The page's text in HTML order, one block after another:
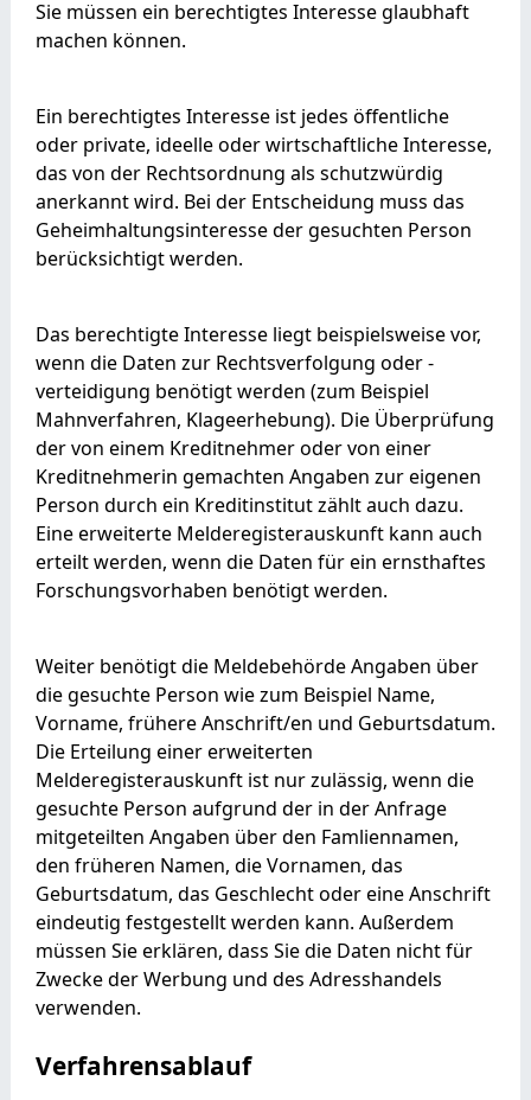
Sie müssen ein berechtigtes Interesse glaubhaft
machen können.
Ein berechtigtes Interesse ist jedes öffentliche
oder private, ideelle oder wirtschaftliche Interesse,
das von der Rechtsordnung als schutzwürdig
anerkannt wird. Bei der Entscheidung muss das
Geheimhaltungsinteresse der gesuchten Person
berücksichtigt werden.
Das berechtigte Interesse liegt beispielsweise vor,
wenn die Daten zur Rechtsverfolgung oder -
verteidigung benötigt werden (zum Beispiel
Mahnverfahren, Klageerhebung). Die Überprüfung
der von einem Kreditnehmer oder von einer
Kreditnehmerin gemachten Angaben zur eigenen
Person durch ein Kreditinstitut zählt auch dazu.
Eine erweiterte Melderegisterauskunft kann auch
erteilt werden, wenn die Daten für ein ernsthaftes
Forschungsvorhaben benötigt werden.
Weiter benötigt die Meldebehörde Angaben über
die gesuchte Person wie zum Beispiel Name,
Vorname, frühere Anschrift/en und Geburtsdatum.
Die Erteilung einer erweiterten
Melderegisterauskunft ist nur zulässig, wenn die
gesuchte Person aufgrund der in der Anfrage
mitgeteilten Angaben über den Famliennamen,
den früheren Namen, die Vornamen, das
Geburtsdatum, das Geschlecht oder eine Anschrift
eindeutig festgestellt werden kann. Außerdem
müssen Sie erklären, dass Sie die Daten nicht für
Zwecke der Werbung und des Adresshandels
verwenden.
Verfahrensablauf